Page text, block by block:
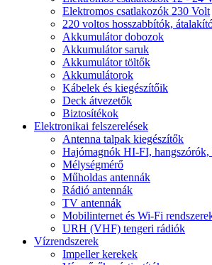
Elektromos csatlakozók 230 Volt
220 voltos hosszabbítók,
Akkumulátor dobozok
Akkumulátor saruk
Akkumulátor töltők
Akkumulátorok
Kábelek és kiegészítőik
Deck átvezetők
Biztosítékok
Elektronikai felszerelések
Antenna talpak kiegészítők
Hajómagnók HI-FI,
Mélységmérő
Műholdas antennák
Rádió antennák
TV antennák
Mobilinternet és Wi-Fi
URH (VHF) tengeri rádiók
Vízrendszerek
Impeller kerekek